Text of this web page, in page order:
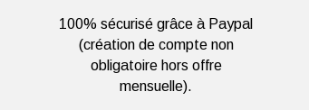
100% sécurisé grâce à Paypal
(création de compte non
obligatoire hors offre
mensuelle).